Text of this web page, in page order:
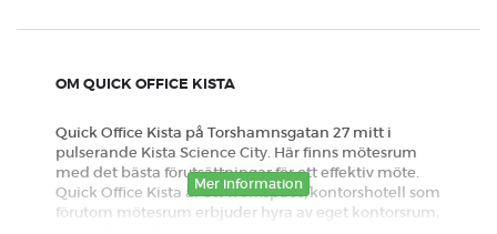
OM QUICK OFFICE KISTA
Quick Office Kista på Torshamnsgatan 27 mitt i
pulserande Kista Science City. Här finns mötesrum
med det bästa förutsättningar för ett effektiv möte.
Quick Office Kista är ett workspace/kontorshotell som
förutom mötesrum erbjuder hyra av eget kontorsrum,
Mer information